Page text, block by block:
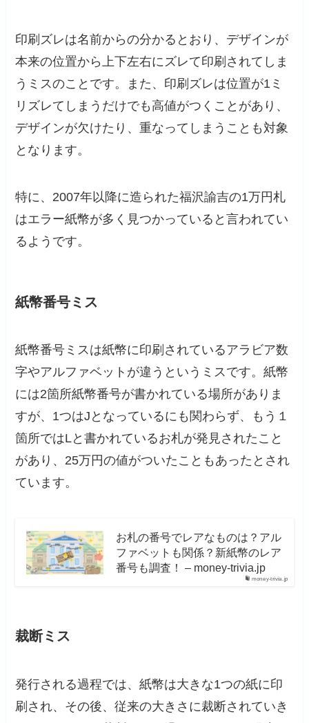
印刷ズレは名前からの分かるとおり、デザインが
本来の位置から上下左右にズレて印刷されてしま
うミスのことです。また、印刷ズレは位置が1ミ
リズレてしまうだけでも高値がつくことがあり、
デザインが欠けたり、重なってしまうことも対象
となります。
特に、2007年以降に造られた福沢諭吉の1万円札
はエラー紙幣が多く見つかっていると言われてい
るようです。
紙幣番号ミス
紙幣番号ミスは紙幣に印刷されているアラビア数
字やアルファベットが違うというミスです。紙幣
には2箇所紙幣番号が書かれている場所がありま
すが、1つはJとなっているにも関わらず、もう１
箇所ではLと書かれているお札が発見されたこと
があり、25万円の値がついたこともあったとされ
ています。
money-trivia.jp
お札の番号でレアなものは？アル
ファベットも関係？新紙幣のレア
番号も調査！ – money-trivia.jp
裁断ミス
発行される過程では、紙幣は大きな1つの紙に印
刷され、その後、従来の大きさに裁断されていき